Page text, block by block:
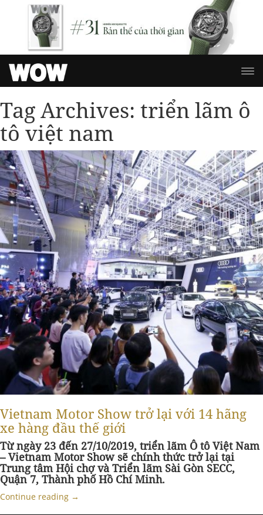
Tag Archives: triển lãm ô
tô việt nam
Vietnam Motor Show trở lại với 14 hãng
xe hàng đầu thế giới
Từ ngày 23 đến 27/10/2019, triển lãm Ô tô Việt Nam
– Vietnam Motor Show sẽ chính thức trở lại tại
Trung tâm Hội chợ và Triển lãm Sài Gòn SECC,
Quận 7, Thành phố Hồ Chí Minh.
Continue reading →